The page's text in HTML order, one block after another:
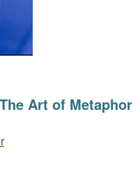
Art of Metaphor